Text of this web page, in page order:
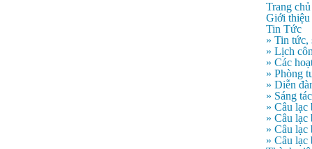
Trang chủ
Giới thiệu
Tin Tức
» Tin tức,
» Lịch
» Các
» Phòng
» Diễn
» Sáng
» Câu lạc
» Câu
» Câu lạc
» Câu lạc